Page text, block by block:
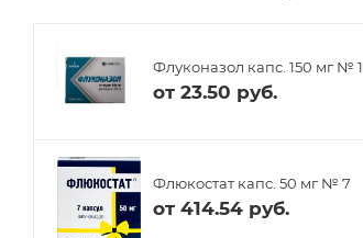
Флуконазол капс. 150 мг № 1
от 23.50 руб.
Флюкостат капс. 50 мг № 7
от 414.54 руб.